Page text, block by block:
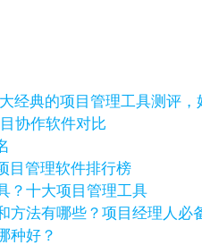
经典的项目管理工具测评
协作软件对比
目管理软件排行榜
？十大项目管理工具
方法有哪些？项目经理人必
种好？